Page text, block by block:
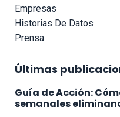
Empresas
Historias De Datos
Prensa
Últimas
Guía de Acción:
semanales